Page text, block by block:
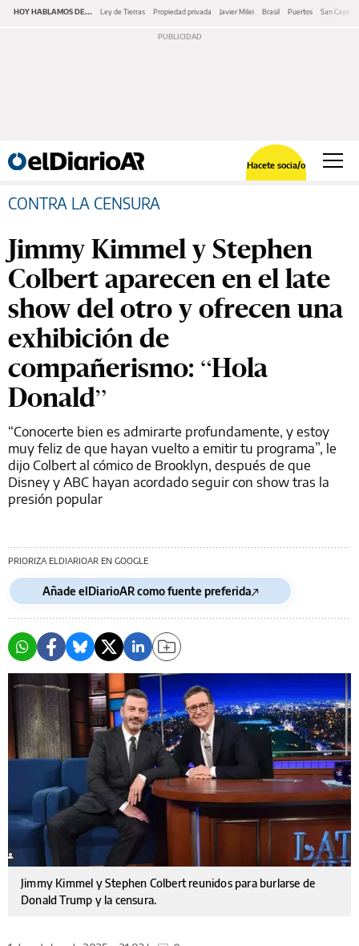
HOY HABLAMOS DE... Ley de Tierras Propiedad privada Javier Milei Brasil Puertos San
Hacete socia/o
CONTRA LA CENSURA
Jimmy Kimmel y Stephen
Colbert aparecen en el late
show del otro y ofrecen una
exhibición de
compañerismo: “Hola
Donald”
“Conocerte bien es admirarte profundamente, y estoy
muy feliz de que hayan vuelto a emitir tu programa”, le
dijo Colbert al cómico de Brooklyn, después de que
Disney y ABC hayan acordado seguir con show tras la
presión popular
PRIORIZA ELDIARIOAR EN GOOGLE
Añade elDiarioAR como fuente preferida
Jimmy Kimmel y Stephen Colbert reunidos para burlarse de
Donald Trump y la censura.